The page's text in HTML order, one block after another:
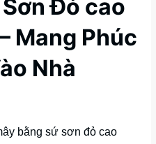
Đỏ cao
Mang Phúc
Nhà
bằng sứ sơn đỏ cao